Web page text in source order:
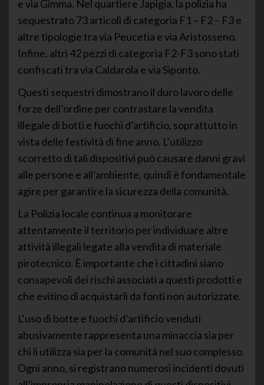
e via Gimma. Nel quartiere Japigia, la polizia ha
sequestrato 73 articoli di categoria F1 – F2 – F3 e
altre tipologie tra via Peucetia e via Aristosseno.
Infine, altri 42 pezzi di categoria F2-F3 sono stati
confiscati tra via Caldarola e via Siponto.
Questi sequestri dimostrano il duro lavoro delle
forze dell’ordine per contrastare la vendita
illegale di botti e fuochi d’artificio, soprattutto in
vista delle festività di fine anno. L’utilizzo
scorretto di tali dispositivi può causare danni gravi
alle persone e all’ambiente, quindi è fondamentale
agire per garantire la sicurezza della comunità.
La Polizia locale continua a monitorare
attentamente il territorio per individuare altre
attività illegali legate alla vendita di materiale
pirotecnico. È importante che i cittadini siano
consapevoli dei rischi associati a questi prodotti e
che evitino di acquistarli da fonti non autorizzate.
L’uso di botte e fuochi d’artificio venduti
abusivamente rappresenta una minaccia sia per
chi li utilizza sia per la comunità nel suo complesso.
Ogni anno, si registrano numerosi incidenti dovuti